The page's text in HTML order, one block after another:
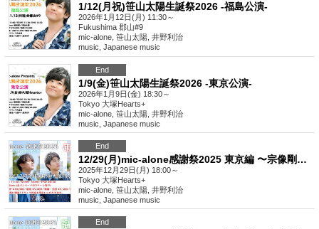
1/12(月祝)笹山太陽生誕祭2026 -福島公演-
2026年1月12日(月) 11:30～
Fukushima 郡山#9
mic-alone, 笹山太陽, 井野利治
music Japanese music
End
1/9(金)笹山太陽生誕祭2026 -東京公演-
2026年1月9日(金) 18:30～
Tokyo 大塚Hearts+
mic-alone, 笹山太陽, 井野利治
music Japanese music
End
12/29(月)mic-alone感謝祭2025 東京編 〜宗像剛輝卒業公演〜
2025年12月29日(月) 18:00～
Tokyo 大塚Hearts+
mic-alone, 笹山太陽, 井野利治
music Japanese music
End